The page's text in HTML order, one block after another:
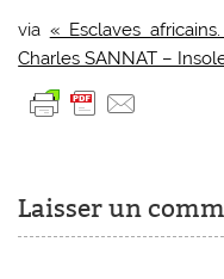
via « Esclaves
Charles SANNAT –
Laisser un